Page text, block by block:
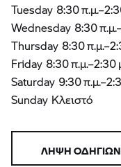
Tuesday 8:30
Wednesday 8:30
Thursday 8:30
Friday 8:30 π.μ.–2:30
Saturday 9:30
Sunday Κλειστό
ΛΉΨΗ ΟΔΗΓΙΏΝ